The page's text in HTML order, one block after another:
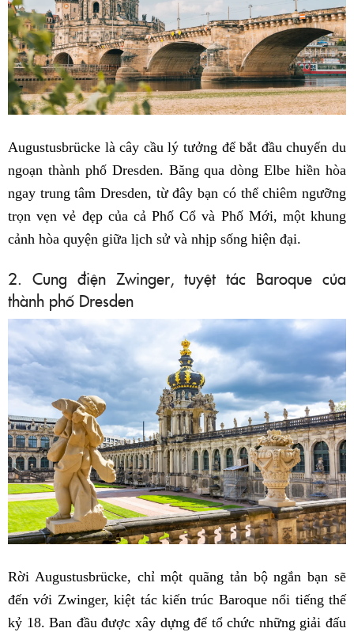
Augustusbrücke là cây cầu lý tưởng để bắt đầu chuyến du
ngoạn thành phố Dresden. Băng qua dòng Elbe hiền hòa
ngay trung tâm Dresden, từ đây bạn có thể chiêm ngưỡng
trọn vẹn vẻ đẹp của cả Phố Cổ và Phố Mới, một khung
cảnh hòa quyện giữa lịch sử và nhịp sống hiện đại.
2. Cung điện Zwinger, tuyệt tác Baroque của
thành phố Dresden
Rời Augustusbrücke, chỉ một quãng tản bộ ngắn bạn sẽ
đến với Zwinger, kiệt tác kiến trúc Baroque nổi tiếng thế
kỷ 18. Ban đầu được xây dựng để tổ chức những giải đấu